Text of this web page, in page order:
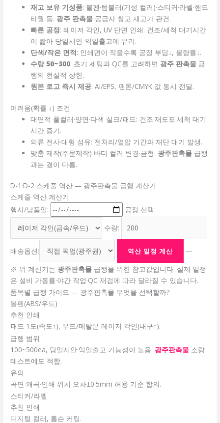
재고 보유 기성품: 볼펜·텀블러(기성 컬러)·스티커·라벨·핸드
타월 등. 광주 판촉물 공급사 창고 재고가 관건.
빠른 공정: 레이저 각인, UV 단면 인쇄. 건조/세척 대기시간
이 짧아 당일시안-익일출고에 유리.
단색/작은 면적: 인쇄면이 작을수록 공정 부담↓, 불량률↓.
수량 50~300: 초기 세팅과 QC를 고려하면 광주 판촉물 급
행의 현실적 상한.
원본 로고 즉시 제공: AI/EPS, 팬톤/CMYK 값 동시 전달.
어려움(확률 ↓) 조건
대면적 풀컬러·양면·다색 실크/패드: 건조·재도포·세척 대기
시간 증가.
의류 전사·대형 섬유: 전처리/열압 기간과 재단 대기 발생.
맞춤 제작(주문제작) 바디 컬러 변경·금형: 광주판촉물 급행
과는 결이 다름.
D-1·D-2 스케줄 역산 — 광주판촉물 급행 계산기
스케줄 역산 계산기
행사/납품일:
공정 선택:
수량:
배송옵션: 역산 일정 계산
—
※ 위 계산기는 광주판촉물 급행을 위한 참고값입니다. 실제 일정
은 설비 가동률·야간 작업·QC 재검에 따라 달라질 수 있습니다.
품목별 급행 가이드 — 광주판촉물 무엇을 선택할까?
볼펜(ABS/우드)
추천 인쇄
패드 1도(속도↑), 우드/메탈은 레이저 각인(내구↑).
급행 범위
100~500ea, 당일시안·익일출고 가능성이 높음. 광주판촉물 소량
테스트에도 적합.
유의
곡면 왜곡·인쇄 위치 오차±0.5mm 허용 기준 합의.
스티커/라벨
추천 인쇄
디지털 컬러, 톰슨 커팅.